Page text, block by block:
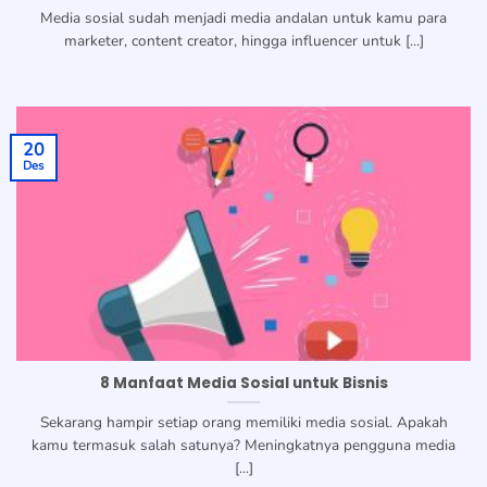
Media sosial sudah menjadi media andalan untuk kamu para
marketer, content creator, hingga influencer untuk [...]
8 Manfaat Media Sosial untuk Bisnis
Sekarang hampir setiap orang memiliki media sosial. Apakah
kamu termasuk salah satunya? Meningkatnya pengguna media
[...]
20
Des